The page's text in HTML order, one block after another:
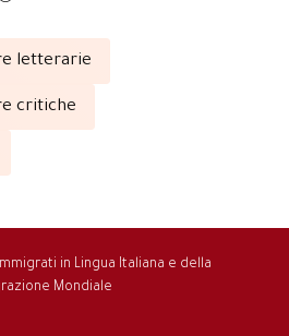
letterarie
critiche
in Lingua Italiana e della
Mondiale